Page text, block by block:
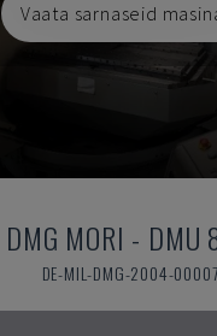
Vaata sarnaseid
DMG MORI - DMU
DE-MIL-DMG-2004-00007